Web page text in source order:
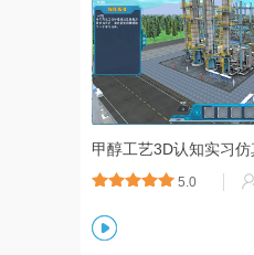
甲醇工艺3D认知实习
5.0